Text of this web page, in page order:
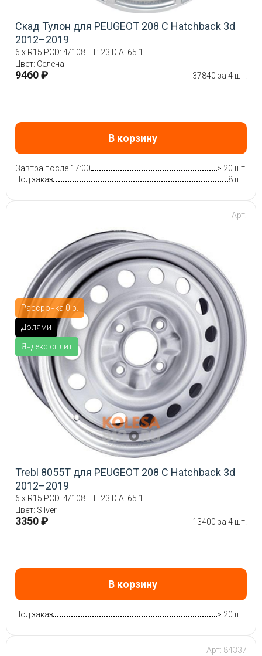
Скад Тулон для PEUGEOT 208 C Hatchback 3d
2012–2019
6 x R15 PCD: 4/108 ET: 23 DIA: 65.1
Цвет: Селена
9460 ₽ 37840 за 4 шт.
В корзину
Завтра после 17:00
> 20 шт.
Под заказ
8 шт.
Рассрочка 0 р.
Долями
Яндекс.сплит
Арт:
Trebl 8055T для PEUGEOT 208 C Hatchback 3d
2012–2019
6 x R15 PCD: 4/108 ET: 23 DIA: 65.1
Цвет: Silver
3350 ₽ 13400 за 4 шт.
В корзину
Под заказ > 20 шт.
Арт: 84337